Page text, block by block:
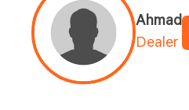
Ahmad
Dealer